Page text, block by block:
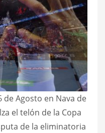
Agosto en Nava de
el telón de la Copa
de la eliminatoria